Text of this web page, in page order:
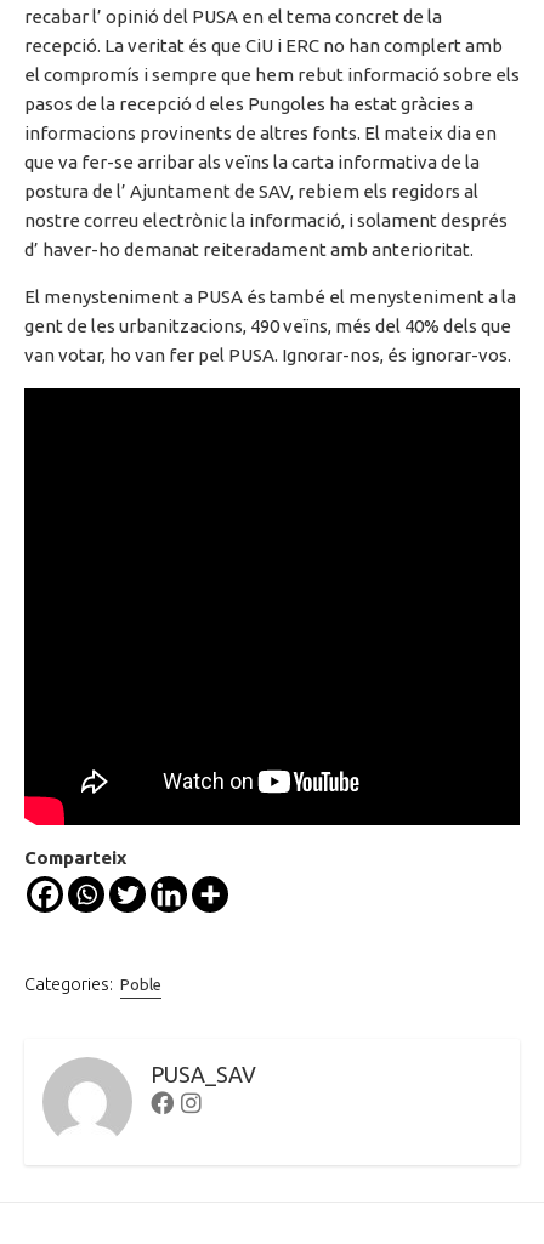
recabar l’ opinió del PUSA en el tema concret de la
recepció. La veritat és que CiU i ERC no han complert amb
el compromís i sempre que hem rebut informació sobre els
pasos de la recepció d eles Pungoles ha estat gràcies a
informacions provinents de altres fonts. El mateix dia en
que va fer-se arribar als veïns la carta informativa de la
postura de l’ Ajuntament de SAV, rebiem els regidors al
nostre correu electrònic la informació, i solament després
d’ haver-ho demanat reiteradament amb anterioritat.
El menysteniment a PUSA és també el menysteniment a la
gent de les urbanitzacions, 490 veïns, més del 40% dels que
van votar, ho van fer pel PUSA. Ignorar-nos, és ignorar-vos.
Comparteix
Categories: Poble
PUSA_SAV
FacebookInstagram